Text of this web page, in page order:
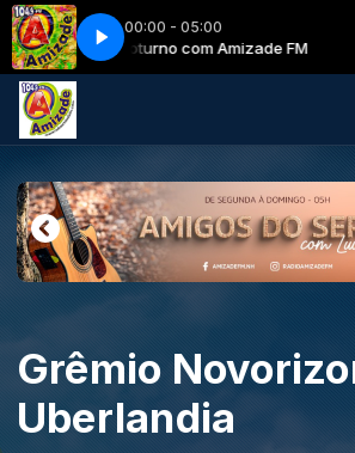
00:00 - 05:00
Guarda Noturno com Amizade FM
Grêmio
Uberlandia